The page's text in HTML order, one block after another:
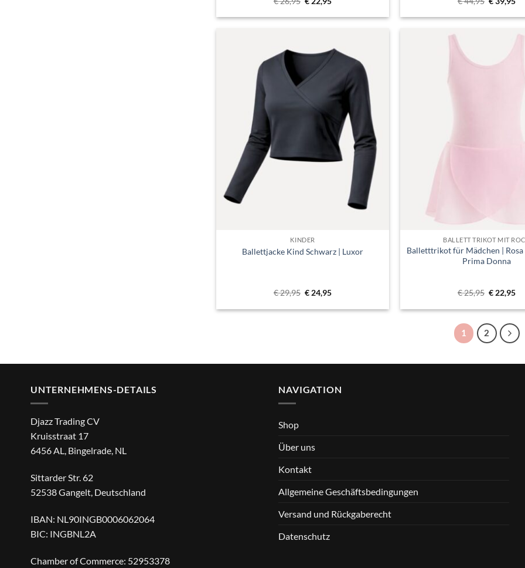
5
Preis
war:
ist:
Preis
war:
Toevoegen
aan
verlanglijst
KINDER
Ballettjacke Kind Schwarz | Luxor
€29,95 Ursprünglicher
war:
€24,95Aktueller
ist:
BALLETT TRIKOT MIT
Balletttrikot für Mädchen | Rosa
Prima Donna
€25,95
war:
€22,95
1 2
UNTERNEHMENS-DETAILS
Djazz Trading CV
Kruisstraat 17
6456 AL, Bingelrade, NL
Sittarder Str. 62
52538 Gangelt, Deutschland
IBAN: NL90INGB0006062064
BIC: INGBNL2A
Chamber of Commerce: 52953378
NAVIGATION
Shop
Über uns
Kontakt
Allgemeine Geschäftsbedingungen
Versand und Rückgaberecht
Datenschutz